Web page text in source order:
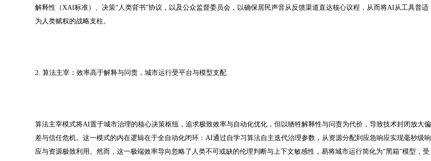
解释性（XAI标准）、决策“人类背书”协议，以及公众监督委员会，以确保居民声音从反馈渠道直达核心议程，从而将AI从工具普适
为人类赋权的战略支柱。
2. 算法主宰：效率高于解释与问责，城市运行受平台与模型支配
算法主宰模式将AI置于城市治理的核心决策枢纽，追求极致效率与自动化优化，但以牺牲解释性与问责为代价，导致技术封闭放大偏
差与信任危机。这一模式的内在逻辑在于全自动化闭环：AI通过自学习算法自主迭代治理参数，从资源分配到应急响应实现毫秒级响
应与资源极致利用。然而，这一极端效率导向忽略了人类不可或缺的伦理判断与上下文敏感性，易将城市运行简化为“黑箱”模型，受